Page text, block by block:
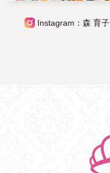
Instagram：森 育子